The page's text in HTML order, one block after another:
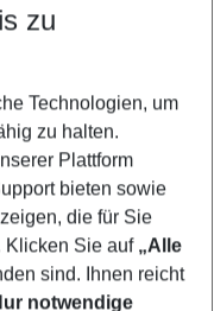
bestzu
Technologien, um
zu halten.
Plattform
bieten sowie
die für Sie
Klicken Sie auf „Alle
sind. Ihnen reicht
notwendige